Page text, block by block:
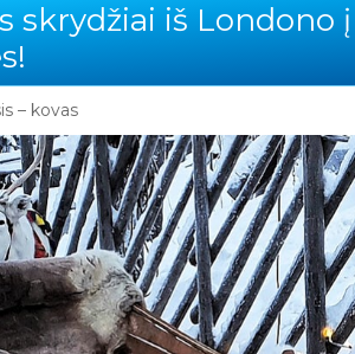
skrydžiai iš Londono
– kovas